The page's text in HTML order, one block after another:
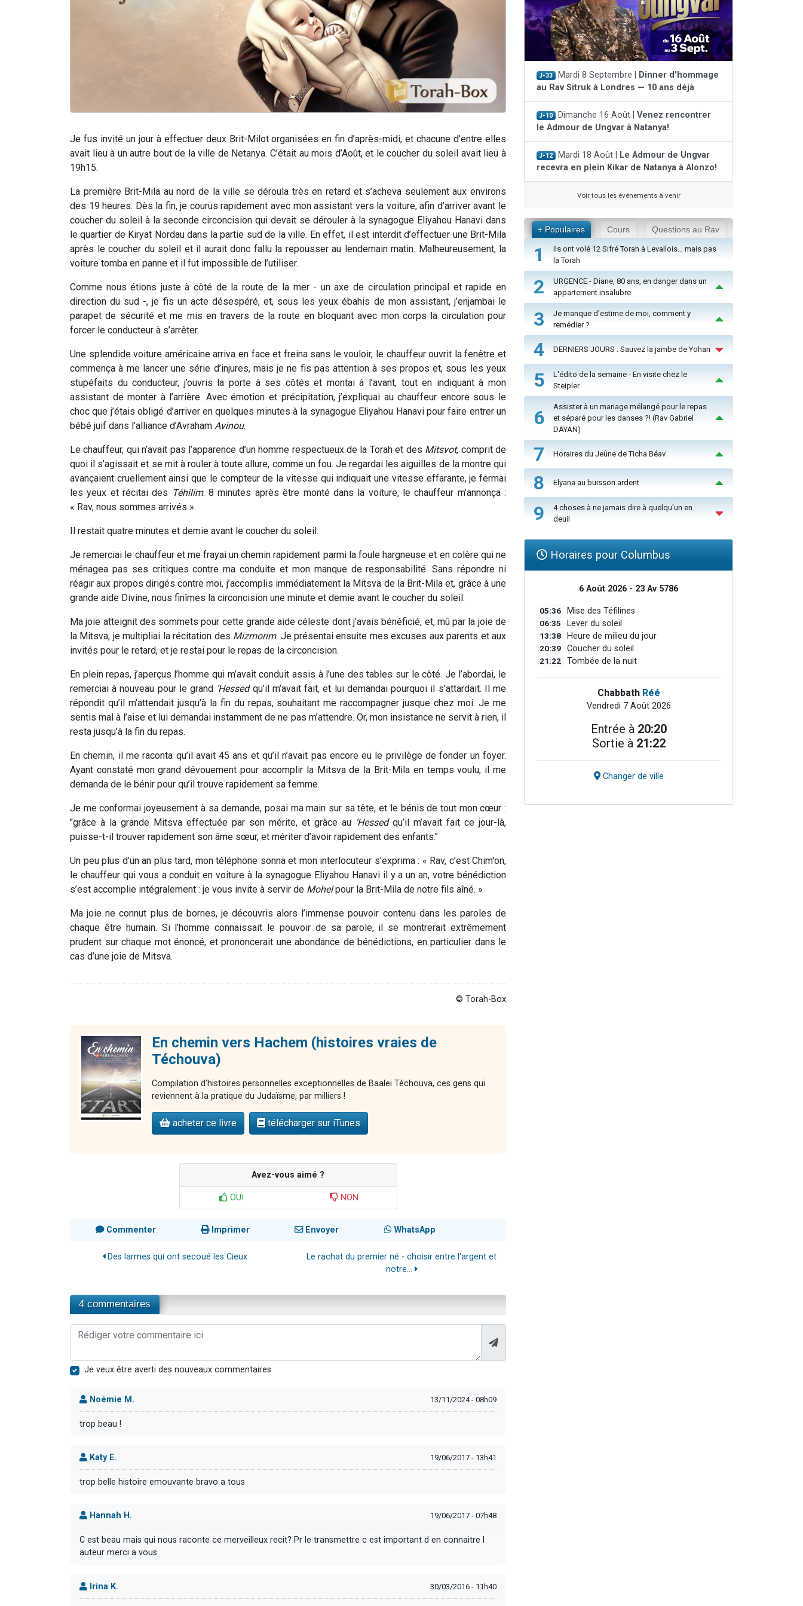
Je fus invité un jour à effectuer deux Brit-Milot organisées en fin d’après-midi, et chacune d’entre elles
avait lieu à un autre bout de la ville de Netanya. C’était au mois d’Août, et le coucher du soleil avait lieu à
19h15.
La première Brit-Mila au nord de la ville se déroula très en retard et s’acheva seulement aux environs
des 19 heures. Dès la fin, je courus rapidement avec mon assistant vers la voiture, afin d’arriver avant le
coucher du soleil à la seconde circoncision qui devait se dérouler à la synagogue Eliyahou Hanavi dans
le quartier de Kiryat Nordau dans la partie sud de la ville. En effet, il est interdit d’effectuer une Brit-Mila
après le coucher du soleil et il aurait donc fallu la repousser au lendemain matin. Malheureusement, la
voiture tomba en panne et il fut impossible de l’utiliser.
Comme nous étions juste à côté de la route de la mer - un axe de circulation principal et rapide en
direction du sud -, je fis un acte désespéré, et, sous les yeux ébahis de mon assistant, j’enjambai le
parapet de sécurité et me mis en travers de la route en bloquant avec mon corps la circulation pour
forcer le conducteur à s’arrêter.
Une splendide voiture américaine arriva en face et freina sans le vouloir, le chauffeur ouvrit la fenêtre et
commença à me lancer une série d’injures, mais je ne fis pas attention à ses propos et, sous les yeux
stupéfaits du conducteur, j’ouvris la porte à ses côtés et montai à l’avant, tout en indiquant à mon
assistant de monter à l’arrière. Avec émotion et précipitation, j’expliquai au chauffeur encore sous le
choc que j’étais obligé d’arriver en quelques minutes à la synagogue Eliyahou Hanavi pour faire entrer un
bébé juif dans l’alliance d’Avraham Avinou.
Le chauffeur, qui n’avait pas l’apparence d’un homme respectueux de la Torah et des Mitsvot, comprit de
quoi il s’agissait et se mit à rouler à toute allure, comme un fou. Je regardai les aiguilles de la montre qui
avançaient cruellement ainsi que le compteur de la vitesse qui indiquait une vitesse effarante, je fermai
les yeux et récitai des Téhilim. 8 minutes après être monté dans la voiture, le chauffeur m’annonça :
« Rav, nous sommes arrivés ».
Il restait quatre minutes et demie avant le coucher du soleil.
Je remerciai le chauffeur et me frayai un chemin rapidement parmi la foule hargneuse et en colère qui ne
ménagea pas ses critiques contre ma conduite et mon manque de responsabilité. Sans répondre ni
réagir aux propos dirigés contre moi, j’accomplis immédiatement la Mitsva de la Brit-Mila et, grâce à une
grande aide Divine, nous finîmes la circoncision une minute et demie avant le coucher du soleil.
Ma joie atteignit des sommets pour cette grande aide céleste dont j’avais bénéficié, et, mû par la joie de
la Mitsva, je multipliai la récitation des Mizmorim. Je présentai ensuite mes excuses aux parents et aux
invités pour le retard, et je restai pour le repas de la circoncision.
En plein repas, j’aperçus l’homme qui m’avait conduit assis à l’une des tables sur le côté. Je l’abordai, le
remerciai à nouveau pour le grand ‘Hessedqu’il m’avait fait, et lui demandai pourquoi il s’attardait. Il me
répondit qu’il m’attendait jusqu’à la fin du repas, souhaitant me raccompagner jusque chez moi. Je me
sentis mal à l’aise et lui demandai instamment de ne pas m’attendre. Or, mon insistance ne servit à rien, il
resta jusqu’à la fin du repas.
En chemin, il me raconta qu’il avait 45 ans et qu’il n’avait pas encore eu le privilège de fonder un foyer.
Ayant constaté mon grand dévouement pour accomplir la Mitsva de la Brit-Mila en temps voulu, il me
demanda de le bénir pour qu’il trouve rapidement sa femme.
Je me conformai joyeusement à sa demande, posai ma main sur sa tête, et le bénis de tout mon cœur :
"grâce à la grande Mitsva effectuée par son mérite, et grâce au ‘Hessedqu’il m’avait fait ce jour-là,
puisse-t-il trouver rapidement son âme sœur, et mériter d’avoir rapidement des enfants."
Un peu plus d’un an plus tard, mon téléphone sonna et mon interlocuteur s’exprima : « Rav, c’est Chim'on,
le chauffeur qui vous a conduit en voiture à la synagogue Eliyahou Hanavi il y a un an, votre bénédiction
s’est accomplie intégralement : je vous invite à servir de Mohelpour la Brit-Mila de notre fils aîné. »
Ma joie ne connut plus de bornes, je découvris alors l’immense pouvoir contenu dans les paroles de
chaque être humain. Si l’homme connaissait le pouvoir de sa parole, il se montrerait extrêmement
prudent sur chaque mot énoncé, et prononcerait une abondance de bénédictions, en particulier dans le
cas d’une joie de Mitsva.
© Torah-Box
En chemin vers Hachem (histoires vraies de
Téchouva)
Compilation d'histoires personnelles exceptionnelles de Baalei Téchouva, ces gens qui
reviennent à la pratique du Judaïsme, par milliers !
acheter ce livre télécharger sur iTunes
Avez-vous aimé ?
OUI NON
Commenter Imprimer Envoyer WhatsApp
Des larmes qui ont secoué les Cieux
Le rachat du premier né - choisir entre l'argent et
notre...
4 commentaires
Je veux être averti des nouveaux commentaires
Noémie M. 13/11/2024 - 08h09
trop beau !
Katy E. 19/06/2017 - 13h41
trop belle histoire emouvante bravo a tous
Hannah H. 19/06/2017 - 07h48
C est beau mais qui nous raconte ce merveilleux recit? Pr le transmettre c est important d en connaitre l
auteur merci a vous
Irina K. 30/03/2016 - 11h40
J-33 Mardi 8 Septembre |
Dinner d'hommage
au Rav Sitruk à Londres — 10 ans déjà
J-10 Dimanche 16 Août | Venez rencontrer
le Admour de Ungvar à Natanya!
J-12 Mardi 18 Août |
Le Admour de Ungvar
recevra en plein Kikar de Natanya à Alonzo!
Voir tous les événements à venir
+ Populaires Cours Questions au Rav
1
Ils ont volé 12 Sifré Torah à Levallois… mais pas
la Torah
2
URGENCE - Diane, 80 ans, en danger dans un
appartement insalubre
3
Je manque d'estime de moi, comment y
remédier ?
4 DERNIERS JOURS : Sauvez la jambe de Yohan
5
L'édito de la semaine - En visite chez le
Steipler
6
Assister à un mariage mélangé pour le repas
et séparé pour les danses ?! (Rav Gabriel
DAYAN)
7 Horaires du Jeûne de Ticha Béav
8 Elyana au buisson ardent
9
4 choses à ne jamais dire à quelqu'un en
deuil
Horaires pour Columbus
6 Août 2026 - 23 Av 5786
05:36 Mise des Téfilines
06:35 Lever du soleil
13:38 Heure de milieu du jour
20:39 Coucher du soleil
21:22 Tombée de la nuit
Chabbath Réé
Vendredi 7 Août 2026
Entrée à 20:20
Sortie à 21:22
Changer de ville